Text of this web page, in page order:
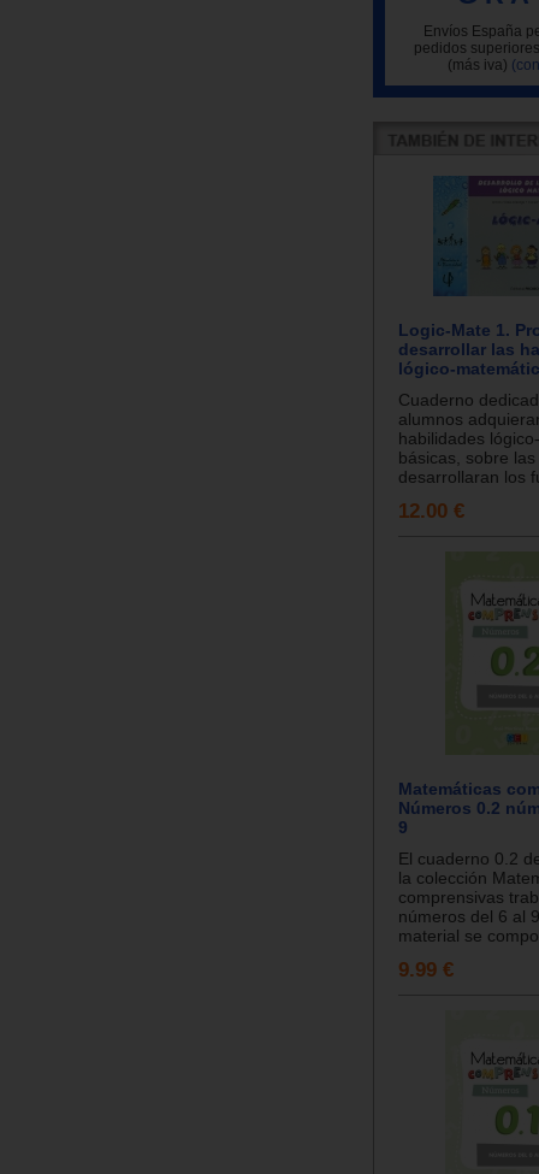
Envíos España
pedidos
(más iva)
Logic-Mate 1.
desarrollar las
lógico-
Cuaderno
alumnos
habilidades
básicas, sobre
desarrollaran los
12.00 €
Matemáticas
Números 0.2
9
El cuaderno 0.2
la colección
comprensivas
números del 6 al
material se
9.99 €